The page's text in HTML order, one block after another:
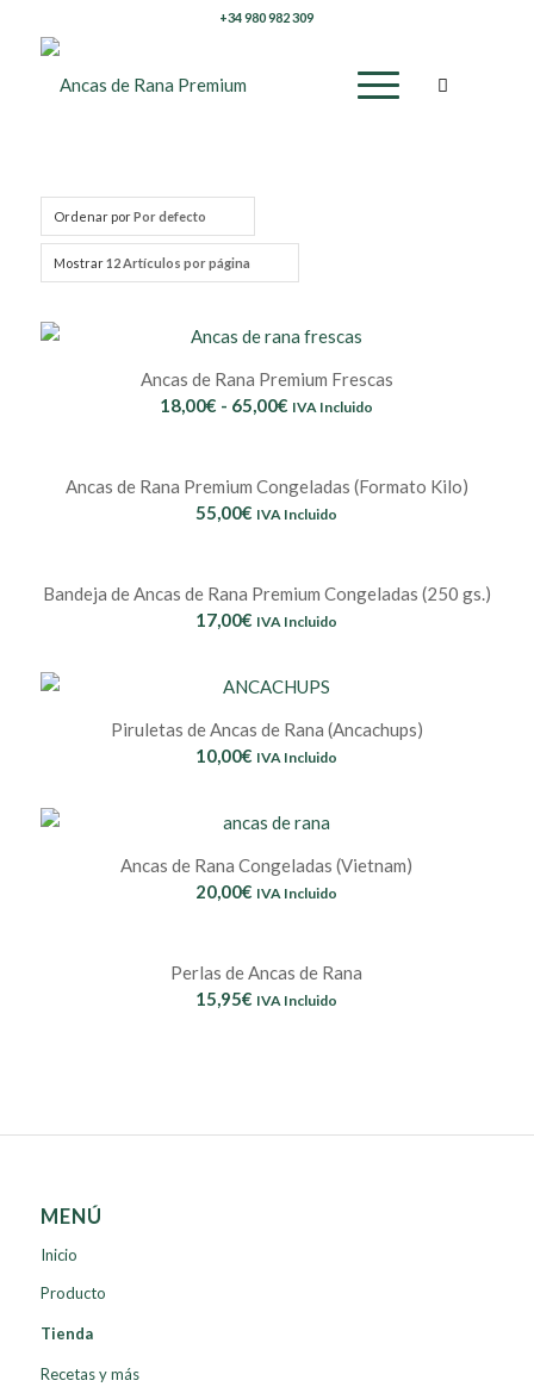
+34 980 982 309
Ordenar porPor defecto
Mostrar12 Artículos por página
Ancas de Rana Premium Frescas
18,00€ - 65,00€ Rango
desde
18,00€
IVA Incluido
Ancas de Rana Premium Congeladas (Formato Kilo)
55,00€ IVA Incluido
Bandeja de Ancas de Rana Premium Congeladas (250 gs.)
17,00€ IVA Incluido
Piruletas de Ancas de Rana (Ancachups)
10,00€ IVA Incluido
Ancas de Rana Congeladas (Vietnam)
20,00€ IVA Incluido
Perlas de Ancas de Rana
15,95€ IVA Incluido
MENÚ
Inicio
Producto
Tienda
Recetas y más